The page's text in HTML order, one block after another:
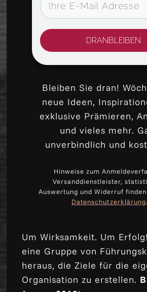
DRANBLEIBEN
Bleiben Sie dran!
neue Ideen,
exklusive Prämieren,
und vieles mehr.
unverbindlich und
Hinweise zum
Versanddienstleister,
Auswertung und Widerruf
Datenschutzerklärung.
Um Wirksamkeit. Um
eine Gruppe von
heraus, die Ziele für die
Organisation zu erstellen.